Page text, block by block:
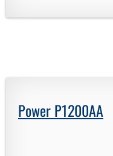
Power P1200AA